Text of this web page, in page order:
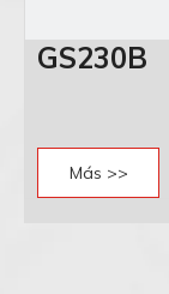
GS230B
Más >>